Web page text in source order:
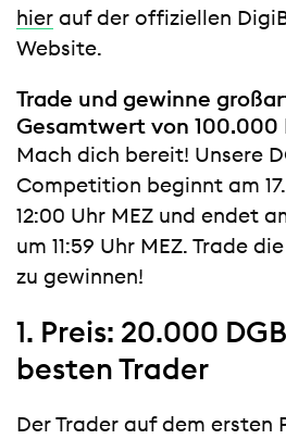
hier auf der offiziellen
Website.
Trade und gewinne
Gesamtwert von 100.000
Mach dich bereit! Unsere
Competition beginnt am 17.
12:00 Uhr MEZ und endet
um 11:59 Uhr MEZ. Trade
zu gewinnen!
1. Preis: 20.000
besten Trader
Der Trader auf dem ersten